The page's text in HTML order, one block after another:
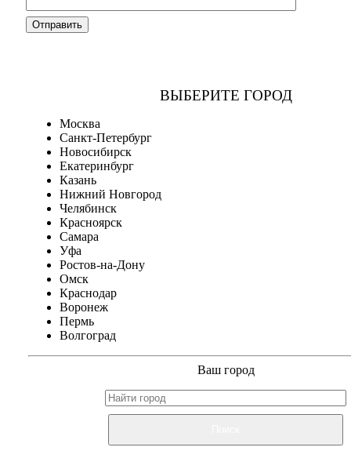
ВЫБЕРИТЕ ГОРОД
Москва
Санкт-Петербург
Новосибирск
Екатеринбург
Казань
Нижний Новгород
Челябинск
Красноярск
Самара
Уфа
Ростов-на-Дону
Омск
Краснодар
Воронеж
Пермь
Волгоград
Ваш город